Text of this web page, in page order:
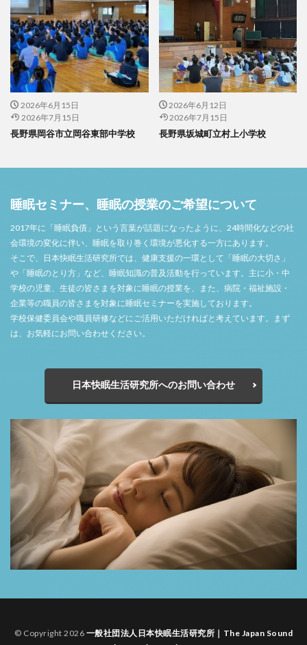
2026年6月15日
2026年7月15日
長野県岡谷市立岡谷東部中学校
2026年6月12日
2026年7月15日
長野県坂城町立村上小学校
睡眠セミナー、睡眠の授業のご希望について
2017年に「睡眠負債」という言葉が話題になったように、24時間化などの社
会環境の変化に伴い、睡眠を取り巻く環境が悪化する一方にあります。
そこで、日本快眠生活研究所では、健康支援の一環として「睡眠の大切さ」
や「睡眠のとり方」など、睡眠知識の普及活動を行っています。主に小・中
学校の児童、生徒の皆さまを対象に睡眠の授業を、また、病院・福祉施設・
企業等の職員の皆さまを対象に睡眠セミナーを実施しております。
学校保健委員会や職員研修などにご活用いただければと考えています。まず
は、お気軽にお問い合わせください。
日本快眠生活研究所へのお問い合わせ
© Copyright 2026 一般社団法人日本快眠生活研究所｜The Japan Sound